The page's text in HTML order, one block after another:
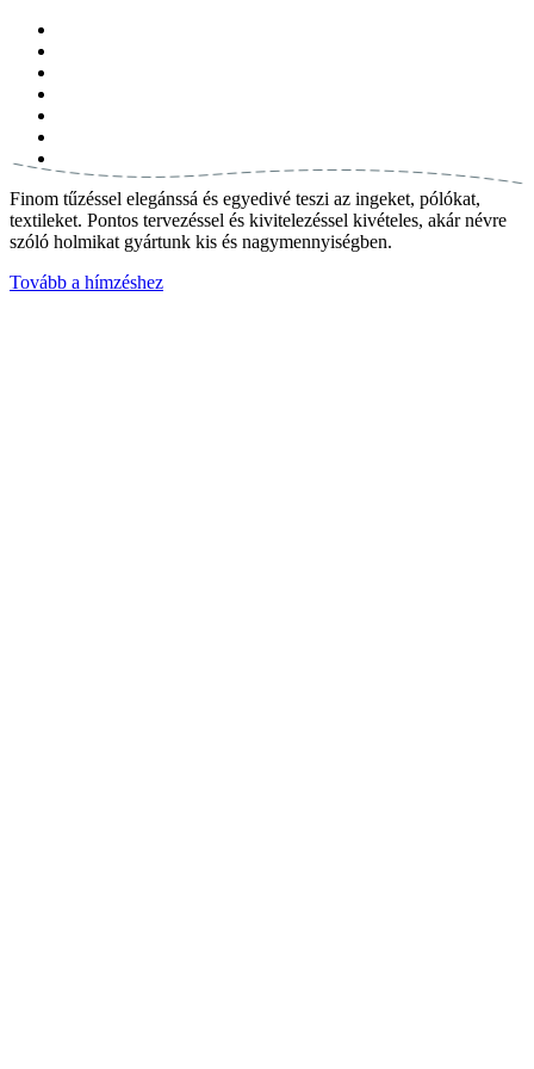
Finom tűzéssel elegánssá és egyedivé teszi az ingeket, pólókat,
textileket. Pontos tervezéssel és kivitelezéssel kivételes, akár névre
szóló holmikat gyártunk kis és nagymennyiségben.
Tovább a hímzéshez